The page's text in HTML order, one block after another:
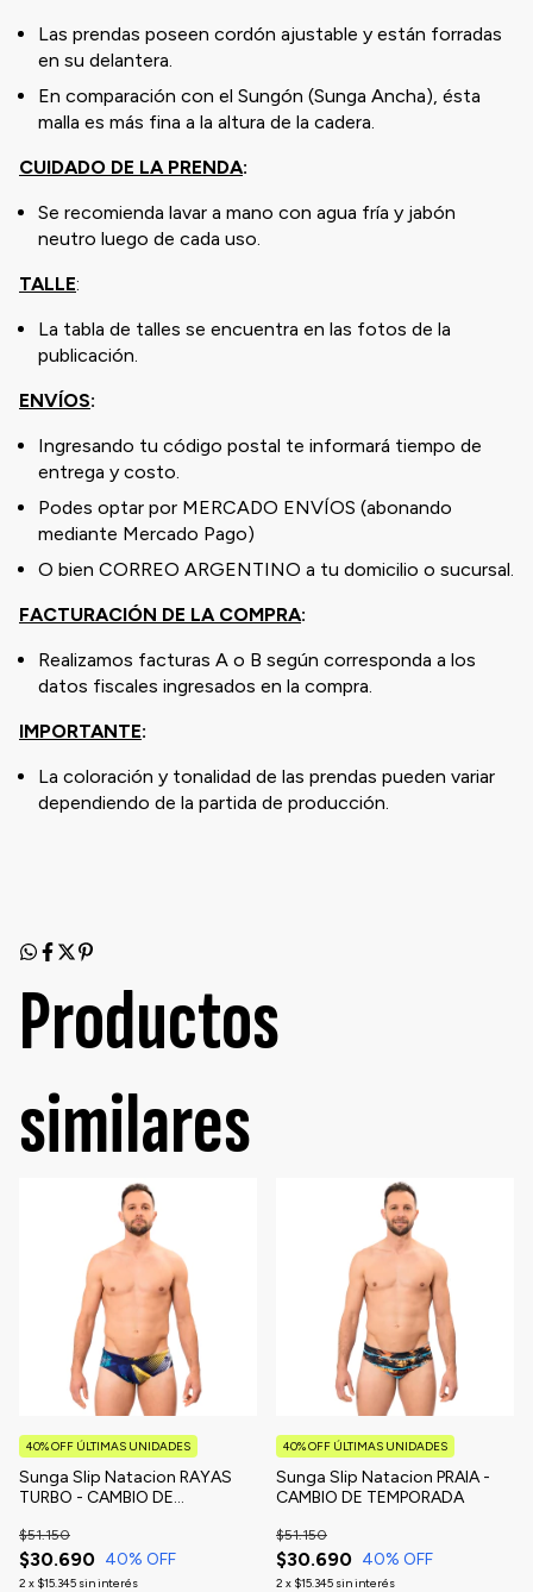
Las prendas poseen cordón ajustable y están forradas
en su delantera.
En comparación con el Sungón (Sunga Ancha), ésta
malla es más fina a la altura de la cadera.
CUIDADO DE LA PRENDA:
Se recomienda lavar a mano con agua fría y jabón
neutro luego de cada uso.
TALLE:
La tabla de talles se encuentra en las fotos de la
publicación.
ENVÍOS:
Ingresando tu código postal te informará tiempo de
entrega y costo.
Podes optar por MERCADO ENVÍOS (abonando
mediante Mercado Pago)
O bien CORREO ARGENTINO a tu domicilio o sucursal.
FACTURACIÓN DE LA COMPRA:
Realizamos facturas A o B según corresponda a los
datos fiscales ingresados en la compra.
IMPORTANTE:
La coloración y tonalidad de las prendas pueden variar
dependiendo de la partida de producción.
Productos
similares
Sunga Slip Natacion RAYAS
TURBO - CAMBIO DE
$30.690
$51.150
40% OFF
2 x $15.345 sin interés
40% OFF ÚLTIMAS UNIDADES
Sunga Slip Natacion PRAIA -
CAMBIO DE TEMPORADA
$30.690
$51.150
40% OFF
2 x $15.345 sin interés
40% OFF ÚLTIMAS UNIDADES